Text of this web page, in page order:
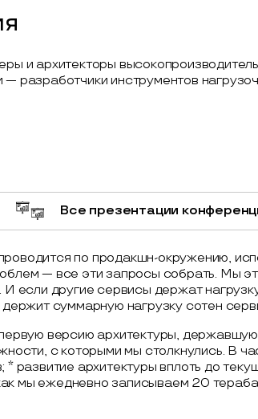
и архитекторы
разработчики инструментов
Все презентации
по продакшн-окружению,
— все эти запросы собрать. Мы
если другие сервисы держат
суммарную нагрузку сотен
версию архитектуры, державшую
с которыми мы столкнулись. В
развитие архитектуры вплоть до
мы ежедневно записываем 20